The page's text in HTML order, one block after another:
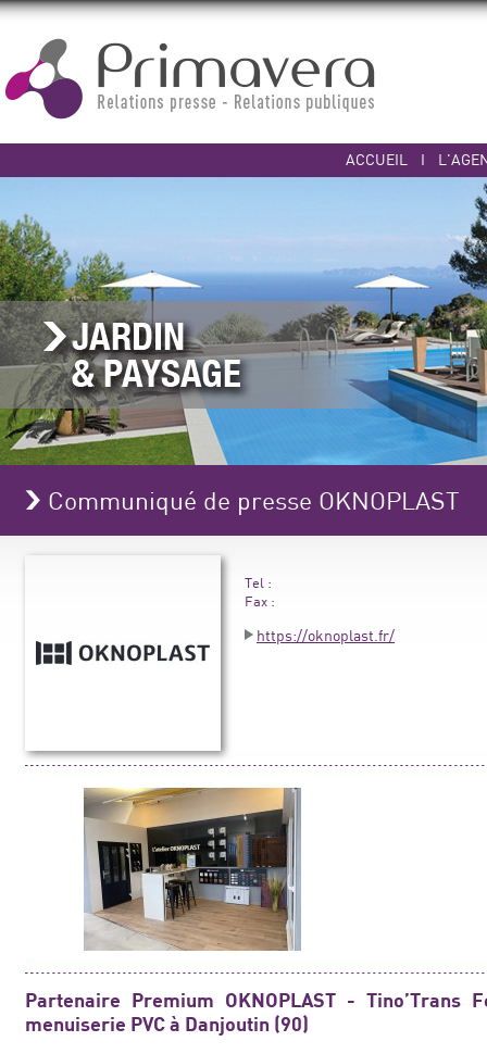
ACCUEIL I
Communiqué de presse OKNOPLAST
Tel :
Fax :
https://oknoplast.fr/
Partenaire Premium OKNOPLAST - Tino’Trans
menuiserie PVC à Danjoutin (90)